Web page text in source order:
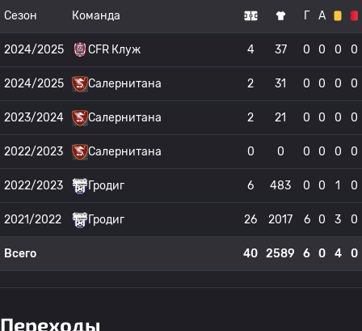
Сезон Команда Г А
2024/2025 CFR Клуж 4 37 0 0 0 0
2024/2025 Салернитана 2 31 0 0 0 0
2023/2024 Салернитана 2 21 0 0 0 0
2022/2023 Салернитана 0 0 0 0 0 0
2022/2023 Гродиг 6 483 0 0 1 0
2021/2022 Гродиг 26 2017 6 0 3 0
Всего 40 2589 6 0 4 0
Переходы